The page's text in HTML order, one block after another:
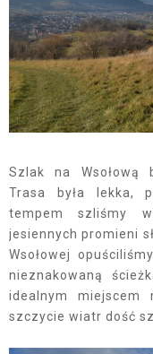
Szlak na Wsołową
Trasa była lekka,
tempem szliśmy
jesiennych promieni
Wsołowej
nieznakowaną
idealnym miejscem
szczycie wiatr dość